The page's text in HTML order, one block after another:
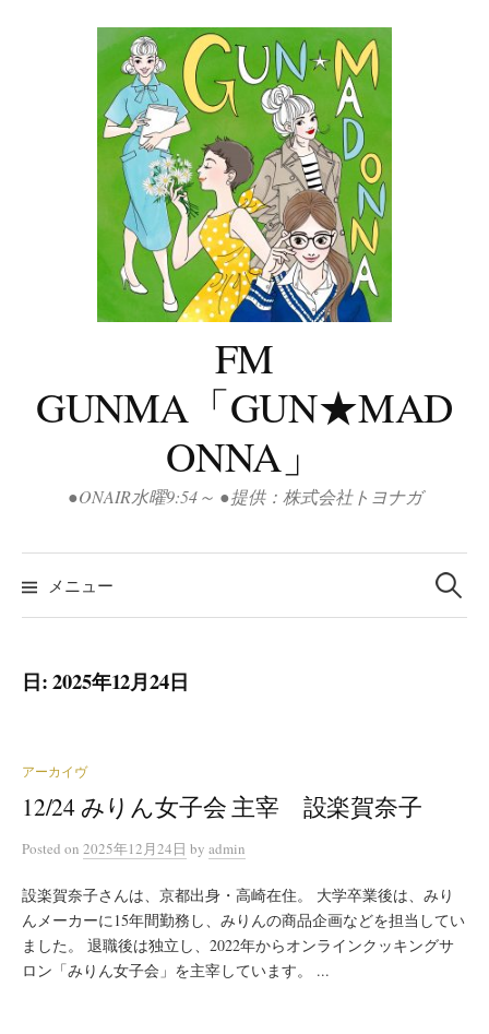
FM
GUNMA「GUN★MAD
ONNA」
●ONAIR水曜9:54～ ●提供：株式会社トヨナガ
メニュー
検
索:
日:2025年12月24日
アーカイヴ
12/24 みりん女子会 主宰 設楽賀奈子
Posted on 2025年12月24日 by admin
設楽賀奈子さんは、京都出身・高崎在住。 大学卒業後は、みり
んメーカーに15年間勤務し、みりんの商品企画などを担当してい
ました。 退職後は独立し、2022年からオンラインクッキングサ
ロン「みりん女子会」を主宰しています。 ...